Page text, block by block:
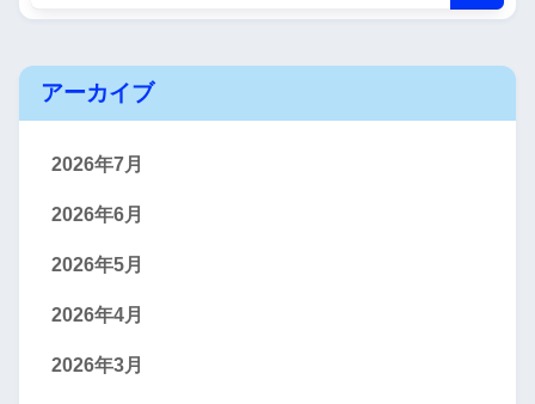
アーカイブ
2026年7月
2026年6月
2026年5月
2026年4月
2026年3月